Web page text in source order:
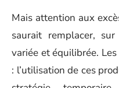
Mais attention aux
saurait remplacer,
variée et équilibrée.
: l’utilisation de ces